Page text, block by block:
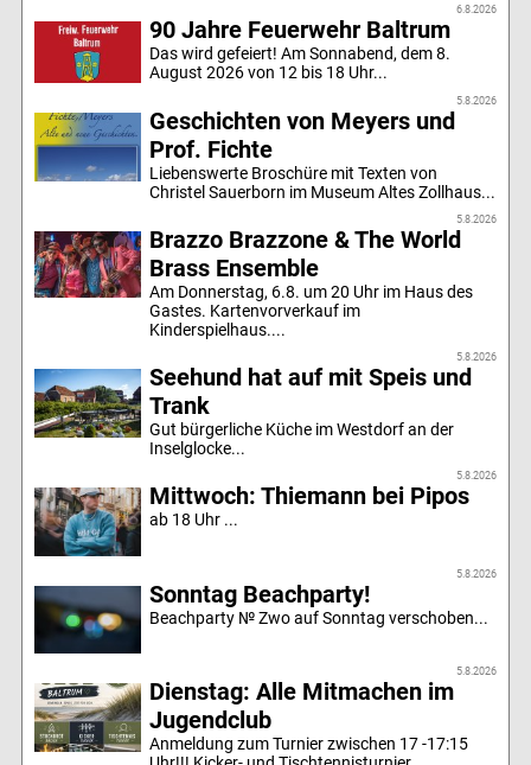
6.8.2026
90 Jahre Feuerwehr Baltrum
Das wird gefeiert! Am Sonnabend, dem 8.
August 2026 von 12 bis 18 Uhr...
5.8.2026
Geschichten von Meyers und
Prof. Fichte
Liebenswerte Broschüre mit Texten von
Christel Sauerborn im Museum Altes Zollhaus...
5.8.2026
Brazzo Brazzone & The World
Brass Ensemble
Am Donnerstag, 6.8. um 20 Uhr im Haus des
Gastes. Kartenvorverkauf im
Kinderspielhaus....
5.8.2026
Seehund hat auf mit Speis und
Trank
Gut bürgerliche Küche im Westdorf an der
Inselglocke...
5.8.2026
Mittwoch: Thiemann bei Pipos
ab 18 Uhr ...
5.8.2026
Sonntag Beachparty!
Beachparty № Zwo auf Sonntag verschoben...
5.8.2026
Dienstag: Alle Mitmachen im
Jugendclub
Anmeldung zum Turnier zwischen 17 -17:15